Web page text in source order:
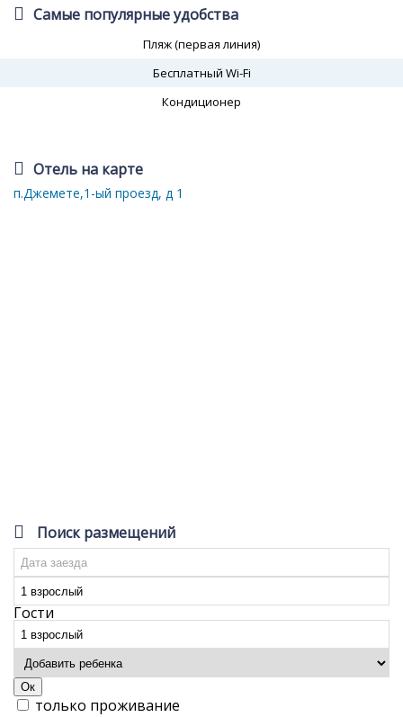
Самые популярные удобства
Пляж (первая линия)
Бесплатный Wi-Fi
Кондиционер
Отель на карте
п.Джемете,1-ый проезд, д 1
Поиск размещений
Гости
Ок
только проживание